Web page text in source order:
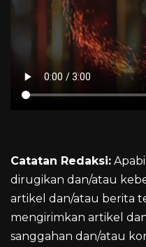
Catatan Redaksi:
dirugikan dan/atau
artikel dan/atau berita
mengirimkan artikel
sanggahan dan/atau